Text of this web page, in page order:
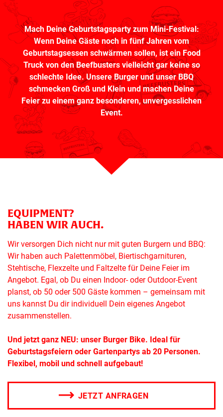
Mach Deine Geburtstagsparty zum Mini-Festival:
Wenn Deine Gäste noch in fünf Jahren vom
Geburtstagsessen schwärmen sollen, ist ein Food
Truck von den Beefbusters vielleicht gar keine so
schlechte Idee. Unsere Burger und unser BBQ
schmecken Groß und Klein und machen Deine
Feier zu einem ganz besonderen, unvergesslichen
Event.
EQUIPMENT?
HABEN WIR AUCH.
Wir versorgen Dich nicht nur mit guten Burgern und BBQ:
Wir haben auch Palettenmöbel, Biertischgarnituren,
Stehtische, Flexzelte und Faltzelte für Deine Feier im
Angebot. Egal, ob Du einen Indoor- oder Outdoor-Event
planst, ob 50 oder 500 Gäste kommen – gemeinsam mit
uns kannst Du dir individuell Dein eigenes Angebot
zusammenstellen.
Und jetzt ganz NEU: unser Burger Bike. Ideal für
Geburtstagsfeiern oder Gartenpartys ab 20 Personen.
Flexibel, mobil und schnell aufgebaut!
JETZT ANFRAGEN